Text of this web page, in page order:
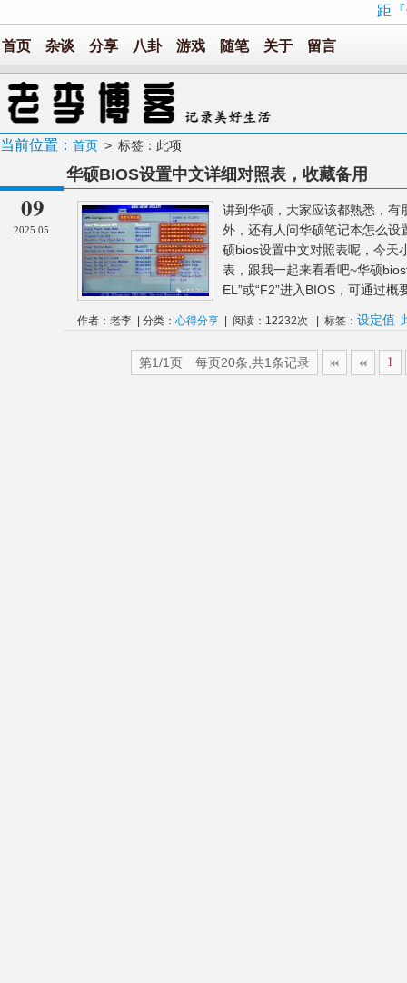
距
首页 杂谈 分享 八卦 游戏 随笔 关于 留言
当前位置： 首页 > 标签：此项
09
2025.05
华硕BIOS设置中文详细对照表，收藏备用
讲到华硕，大家应该都熟悉，
外，还有人问华硕笔记本怎么
硕bios设置中文对照表呢，今天
表，跟我一起来看看吧~华硕
EL”或“F2”进入BIOS，可通过概
作者：老李 | 分类： 心得分享 | 阅读：12232次 | 标签： 设定值
第1/1页 每页20条,共1条记录 1